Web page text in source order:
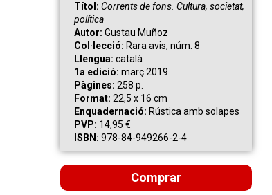
Títol: Corrents de fons. Cultura, societat,
política
Autor: Gustau Muñoz
Col·lecció: Rara avis, núm. 8
Llengua: català
1a edició: març 2019
Pàgines: 258 p.
Format: 22,5 x 16 cm
Enquadernació: Rústica amb solapes
PVP: 14,95 €
ISBN: 978-84-949266-2-4
Comprar